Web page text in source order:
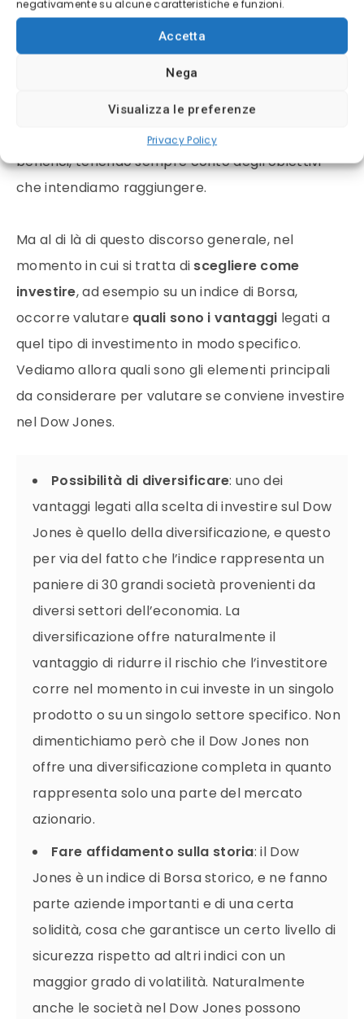
negativamente su alcune caratteristiche e funzioni.
Accetta
Nega
Visualizza le preferenze
Privacy Policy
CONVIENE INVESTIRE SUL DOW
Prima di esporsi nel campo degli
è bene informarsi in modo
approfondito, ponderare bene rischi e potenziali
benefici, tenendo sempre conto degli obiettivi
che intendiamo raggiungere.
Ma al di là di questo discorso generale, nel
momento in cui si tratta di scegliere come
investire, ad esempio su un indice di Borsa,
occorre valutare quali sono i vantaggi legati a
quel tipo di investimento in modo specifico.
Vediamo allora quali sono gli elementi principali
da considerare per valutare se conviene investire
nel Dow Jones.
Possibilità di diversificare: uno dei
vantaggi legati alla scelta di investire sul Dow
Jones è quello della diversificazione, e questo
per via del fatto che l’indice rappresenta un
paniere di 30 grandi società provenienti da
diversi settori dell’economia. La
diversificazione offre naturalmente il
vantaggio di ridurre il rischio che l’investitore
corre nel momento in cui investe in un singolo
prodotto o su un singolo settore specifico. Non
dimentichiamo però che il Dow Jones non
offre una diversificazione completa in quanto
rappresenta solo una parte del mercato
azionario.
Fare affidamento sulla storia: il Dow
Jones è un indice di Borsa storico, e ne fanno
parte aziende importanti e di una certa
solidità, cosa che garantisce un certo livello di
sicurezza rispetto ad altri indici con un
maggior grado di volatilità. Naturalmente
anche le società nel Dow Jones possono